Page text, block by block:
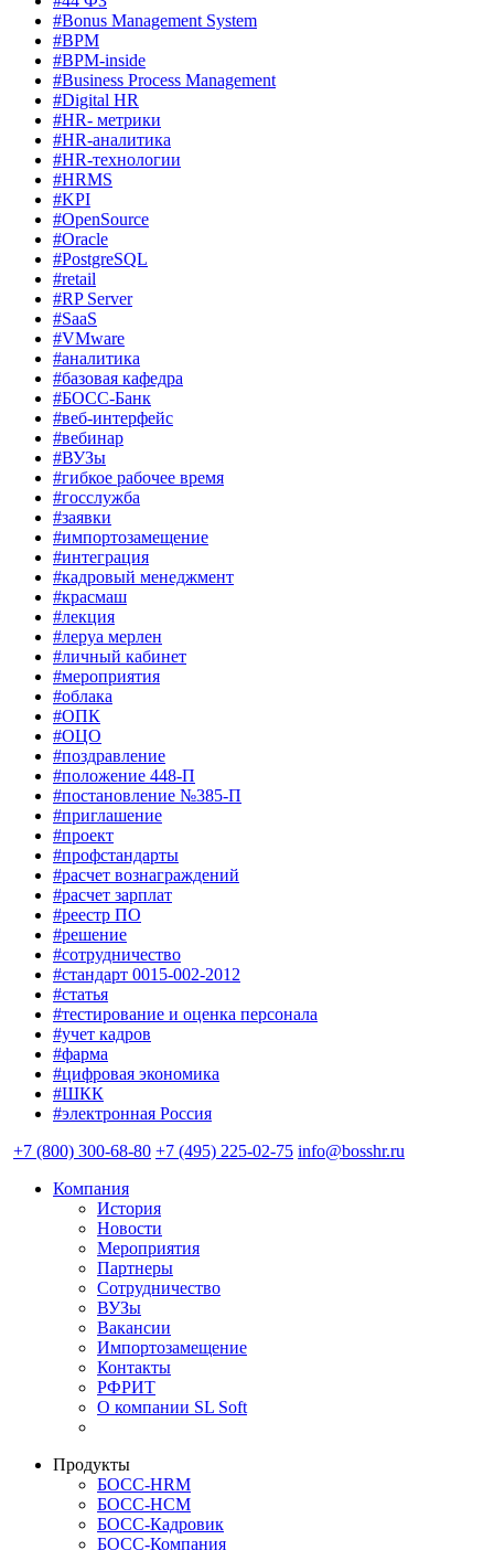
#Bonus Management System
#BPM
#BPM-inside
#Business Process Management
#Digital HR
#HR- метрики
#HR-аналитика
#HR-технологии
#HRMS
#KPI
#OpenSource
#Oracle
#PostgreSQL
#retail
#RP Server
#SaaS
#VMware
#аналитика
#базовая кафедра
#БОСС-Банк
#веб-интерфейс
#вебинар
#ВУЗы
#гибкое рабочее время
#госслужба
#заявки
#импортозамещение
#интеграция
#кадровый менеджмент
#красмаш
#лекция
#леруа мерлен
#личный кабинет
#мероприятия
#облака
#ОПК
#ОЦО
#поздравление
#положение 448-П
#постановление №385-П
#приглашение
#проект
#профстандарты
#расчет вознаграждений
#расчет зарплат
#реестр ПО
#решение
#сотрудничество
#стандарт 0015-002-2012
#статья
#тестирование и оценка персонала
#учет кадров
#фарма
#цифровая экономика
#ШКК
#электронная Россия
+7 (800) 300-68-80 +7 (495) 225-02-75 info@bosshr.ru
Компания
История
Новости
Мероприятия
Партнеры
Сотрудничество
ВУЗы
Вакансии
Импортозамещение
Контакты
РФРИТ
О компании SL Soft
Продукты
БОСС-HRM
БОСС-HCM
БОСС-Кадровик
БОСС-Компания